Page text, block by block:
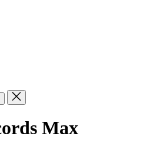
Max